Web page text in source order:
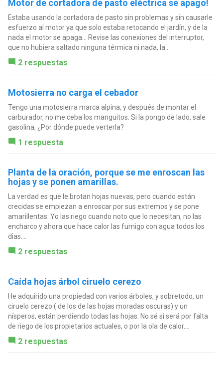
Motor de cortadora de pasto eléctrica se apago!
Estaba usando la cortadora de pasto sin problemas y sin causarle
esfuerzo al motor ya que solo estaba retocando el jardín, y de la
nada el motor se apaga... Revise las conexiones del interruptor,
que no hubiera saltado ninguna térmica ni nada, la...
2 respuestas
Motosierra no carga el cebador
Tengo una motosierra marca alpina, y después de montar el
carburador, no me ceba los manguitos. Si la pongo de lado, sale
gasolina, ¿Por dónde puede verterla?
1 respuesta
Planta de la oración, porque se me enroscan las
hojas y se ponen amarillas.
La verdad es que le brotan hojas nuevas, pero cuando están
crecidas se empiezan a enroscar por sus extremos y se pone
amarillentas. Yo las riego cuando noto que lo necesitan, no las
encharco y ahora que hace calor las fumigo con agua todos los
dias....
2 respuestas
Caída hojas árbol ciruelo cerezo
He adquirido una propiedad con varios árboles, y sobretodo, un
ciruelo cerezo ( de los de las hojas moradas oscuras) y un
nísperos, están perdiendo todas las hojas. No sé si será por falta
de riego de los propietarios actuales, o por la ola de calor....
2 respuestas